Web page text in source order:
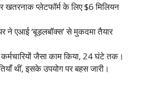
खतरनाक प्लेटफॉर्म के लिए $6 मिलियन
ने एआई ‘बूड़लबॉक्स’ से मुकदमा तैयार
जैसा काम किया, 24 घंटे तक।
थीं, इसके उपयोग पर बहस जारी।